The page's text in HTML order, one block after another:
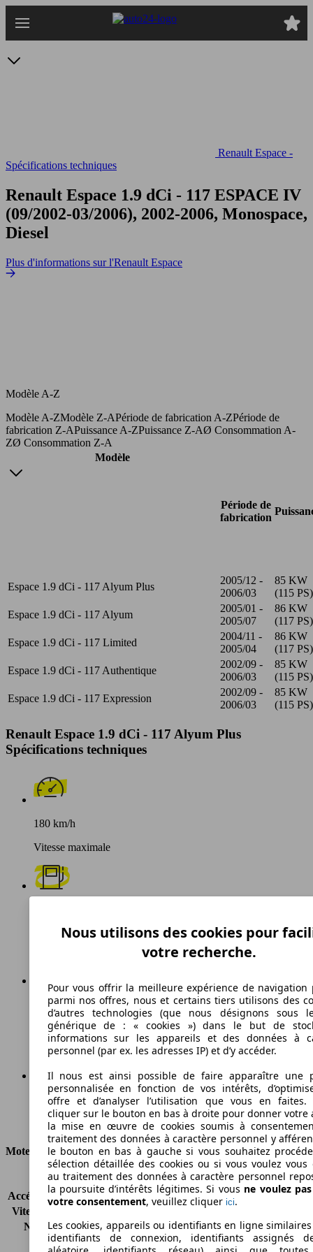
au
Renault Espace -
Spécifications techniques
Renault Espace 1.9 dCi - 117 ESPACE IV
(09/2002-03/2006), 2002-2006, Monospace,
Diesel
Plus d'informations sur l'Renault Espace
Modèle A-Z
Modèle A-ZModèle Z-APériode de fabrication A-ZPériode de
fabrication Z-APuissance A-ZPuissance Z-AØ Consommation A-
ZØ Consommation Z-A
Modèle
Période de
fabrication
Espace 1.9 dCi - 117 Alyum Plus
2005/12 -
2006/03
85 KW
(115 PS)
Espace 1.9 dCi - 117 Alyum
2005/01 -
2005/07
86 KW
(117 PS)
Espace 1.9 dCi - 117 Limited
2004/11 -
2005/04
86 KW
(117 PS)
Espace 1.9 dCi - 117 Authentique
2002/09 -
2006/03
85 KW
(115 PS)
Espace 1.9 dCi - 117 Expression
2002/09 -
2006/03
85 KW
(115 PS)
Renault Espace 1.9 dCi - 117 Alyum Plus
Spécifications techniques
180 km/h
Vitesse maximale
Carburant
183 g/km
Émissions de CO2 (combinées)*
Ø 6.8 l/100km
Consommation
Moteur et Puissance
KW (CH)
85 kW (115 PS)
Accélération (0-100 km/h) 13.2s
Vitesse maximale (km/h)
Nombre de vitesses
6
Couple
270 nm
Nous utilisons des cookies pour
votre recherche.
Pour vous offrir la meilleure expérience de navigation
parmi nos offres, nous et certains tiers utilisons des
d’autres technologies (que nous désignons sous
générique de : « cookies ») dans le but de
informations sur les appareils et des données à
personnel (par ex. les adresses IP) et d’y accéder.
Il nous est ainsi possible de faire apparaître une
personnalisée en fonction de vos intérêts,
offre et d’analyser l’utilisation que vous en faites.
cliquer sur le bouton en bas à droite pour donner votre
la mise en œuvre de cookies soumis à
traitement des données à caractère personnel y
le bouton en bas à gauche si vous souhaitez
sélection détaillée des cookies ou si vous voulez vous
au traitement des données à caractère personnel
la poursuite d’intérêts légitimes. Si vous ne voulez
votre consentement, veuillez cliquer ici.
Les cookies, appareils ou identifiants en ligne
identifiants de connexion, identifiants assignés